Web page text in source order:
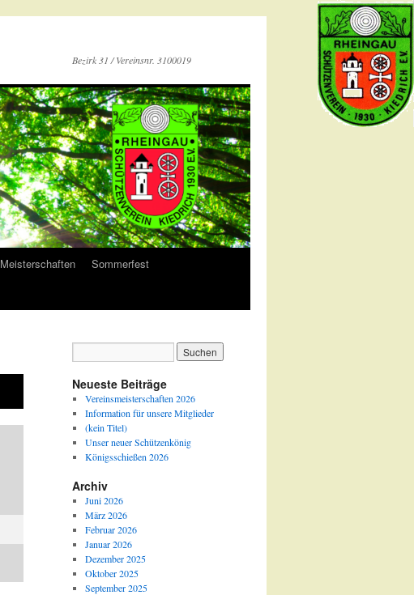
Bezirk 31 / Vereinsnr. 3100019
Meisterschaften
Sommerfest
Neueste Beiträge
Vereinsmeisterschaften 2026
Information für unsere Mitglieder
(kein Titel)
Unser neuer Schützenkönig
Königsschießen 2026
Archiv
Juni 2026
März 2026
Februar 2026
Januar 2026
Dezember 2025
Oktober 2025
September 2025